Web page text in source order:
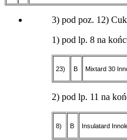
3) pod poz. 12)
1) pod lp. 8 na
23) B Mixtard 30
2) pod lp. 11 na
8) B Insulatard